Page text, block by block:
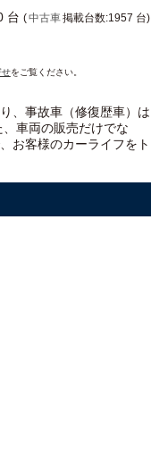
台 (中古車掲載台数:1957 台)
せをご覧ください。
、事故車（修復歴車）は
車両の販売だけでな
お客様のカーライフをト